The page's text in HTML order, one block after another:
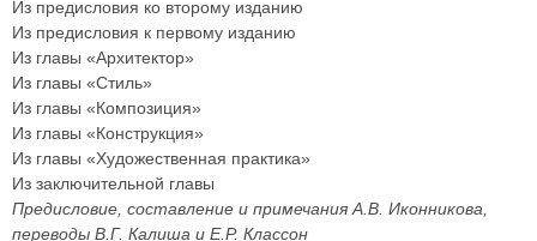
Из предисловия ко второму изданию
Из предисловия к первому изданию
Из главы «Архитектор»
Из главы «Стиль»
Из главы «Композиция»
Из главы «Конструкция»
Из главы «Художественная практика»
Из заключительной главы
Предисловие, составление и примечания А.В. Иконникова,
переводы В.Г. Калиша и E.Р. Классон